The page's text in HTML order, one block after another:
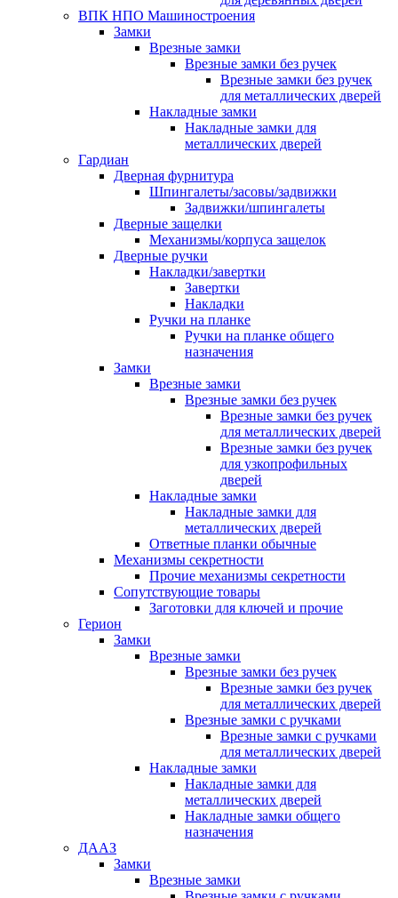
ВПК НПО Машиностроения
Замки
Врезные замки
Врезные замки без ручек
Врезные замки без ручек
для металлических дверей
Накладные замки
Накладные замки для
металлических дверей
Гардиан
Дверная фурнитура
Шпингалеты/засовы/задвижки
Задвижки/шпингалеты
Дверные защелки
Механизмы/корпуса защелок
Дверные ручки
Накладки/завертки
Завертки
Накладки
Ручки на планке
Ручки на планке общего
назначения
Замки
Врезные замки
Врезные замки без ручек
Врезные замки без ручек
для металлических дверей
Врезные замки без ручек
для узкопрофильных
дверей
Накладные замки
Накладные замки для
металлических дверей
Ответные планки обычные
Механизмы секретности
Прочие механизмы секретности
Сопутствующие товары
Заготовки для ключей и прочие
Герион
Замки
Врезные замки
Врезные замки без ручек
Врезные замки без ручек
для металлических дверей
Врезные замки с ручками
Врезные замки с ручками
для металлических дверей
Накладные замки
Накладные замки для
металлических дверей
Накладные замки общего
назначения
ДААЗ
Замки
Врезные замки